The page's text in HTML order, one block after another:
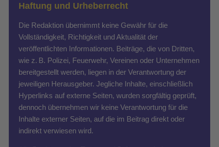
Haftung und Urheberrecht
Die Redaktion übernimmt keine Gewähr für die
Vollständigkeit, Richtigkeit und Aktualität der
veröffentlichten Informationen. Beiträge, die von Dritten,
wie z. B. Polizei, Feuerwehr, Vereinen oder Unternehmen
bereitgestellt werden, liegen in der Verantwortung der
jeweiligen Herausgeber. Jegliche Inhalte, einschließlich
Hyperlinks auf externe Seiten, wurden sorgfältig geprüft,
dennoch übernehmen wir keine Verantwortung für die
Inhalte externer Seiten, auf die im Beitrag direkt oder
indirekt verwiesen wird.